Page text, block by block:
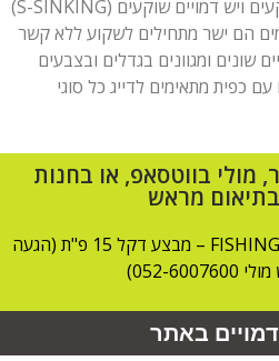
מגלגלים את הרולר ואז הם שוקעים ויש דמויים שוקעים (S-SINKING)
הם ישר מתחילים לשקוע ללא קשר
שונים ומגוונים בגדלים ובצבעים
עם כפית מתאימים לדייג כל סוגי
מולי בווטסאפ, או בחנות
מראש
חנות לציוד דייג – FISHING ADDICTS – מבצע דקל 15 פ"ת (הגעה
באתר